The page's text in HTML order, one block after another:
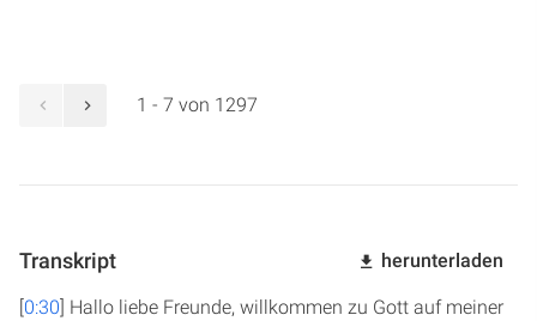
1 - 7 von 1297
Transkript herunterladen
[0:30] Hallo liebe Freunde, willkommen zu Gott auf meiner